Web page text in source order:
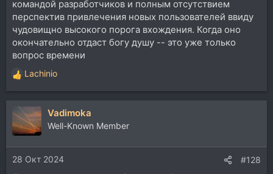
командой разработчиков и полным отсутствием
перспектив привлечения новых пользователей ввиду
чудовищно высокого порога вхождения. Когда оно
окончательно отдаст богу душу -- это уже только
вопрос времени
Р
е
а
к
ц
и
и
:
Lachinio
Vadimoka
Well-Known Member
28 Окт 2024 #128